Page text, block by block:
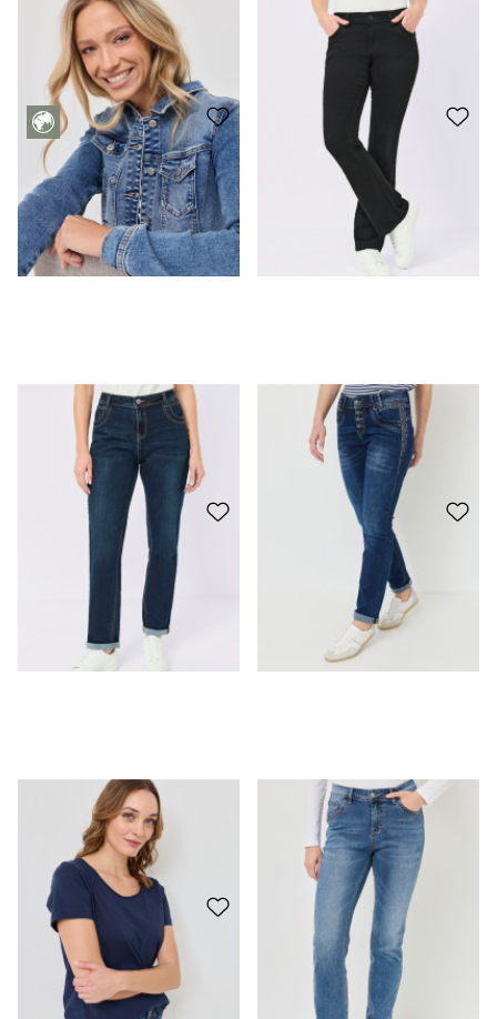
giacca in denim elasticizzato CHF 59.95 Jeans bootcut - modello MARA CHF 59.95
Jeans dalla vestibilità rilassata - modello MARY CHF 59.95 Jeans slim fit con Dettagli glitterati CHF 69.95
Modello di t-shirt basic Pia CHF 15.95 Jeans modello GISA a vestibilità dritta CHF 59.95